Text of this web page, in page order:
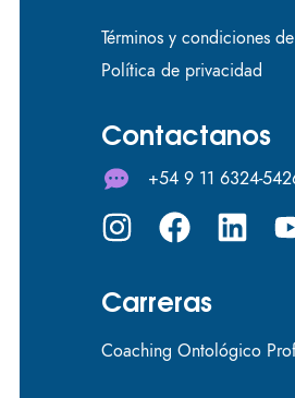
Términos y condiciones
Política de privacidad
Contactanos
+54 9 11 6324-
Carreras
Coaching Ontológico